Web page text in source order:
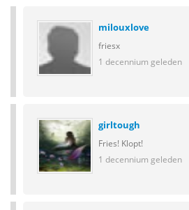
milouxlove
friesx
1 decennium geleden
girltough
Fries! Klopt!
1 decennium geleden